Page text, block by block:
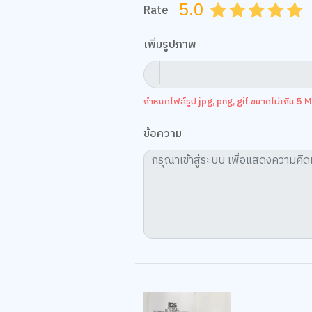
Rate 5.0 4.5
4.0
3.5
3.0
2.5
2.0
1.5
1.0
0.5
เพิ่มรูปภาพ
กำหนดไฟล์รูป jpg, png, gif ขนาดไม่เกิน 5
ข้อความ